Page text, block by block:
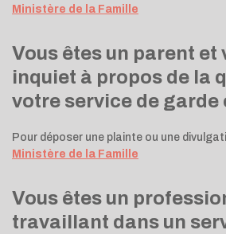
Ministère de la Famille
Vous êtes un parent et
inquiet à propos de la
votre service de garde
Pour déposer une plainte ou une
Ministère de la Famille
Vous êtes un
travaillant dans un